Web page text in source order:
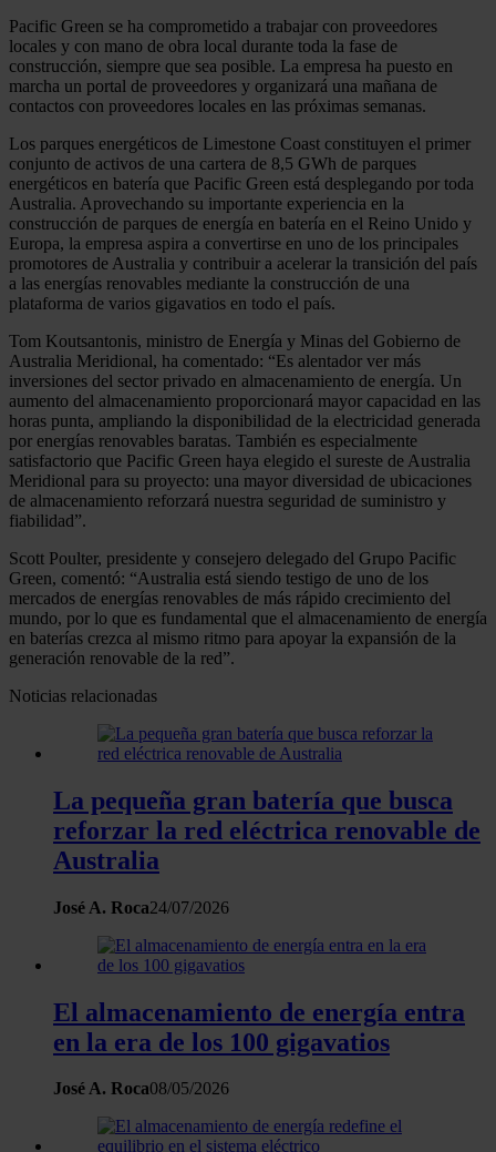
Pacific Green se ha comprometido a trabajar con proveedores
locales y con mano de obra local durante toda la fase de
construcción, siempre que sea posible. La empresa ha puesto en
marcha un portal de proveedores y organizará una mañana de
contactos con proveedores locales en las próximas semanas.
Los parques energéticos de Limestone Coast constituyen el primer
conjunto de activos de una cartera de 8,5 GWh de parques
energéticos en batería que Pacific Green está desplegando por toda
Australia. Aprovechando su importante experiencia en la
construcción de parques de energía en batería en el Reino Unido y
Europa, la empresa aspira a convertirse en uno de los principales
promotores de Australia y contribuir a acelerar la transición del país
a las energías renovables mediante la construcción de una
plataforma de varios gigavatios en todo el país.
Tom Koutsantonis, ministro de Energía y Minas del Gobierno de
Australia Meridional, ha comentado: “Es alentador ver más
inversiones del sector privado en almacenamiento de energía. Un
aumento del almacenamiento proporcionará mayor capacidad en las
horas punta, ampliando la disponibilidad de la electricidad generada
por energías renovables baratas. También es especialmente
satisfactorio que Pacific Green haya elegido el sureste de Australia
Meridional para su proyecto: una mayor diversidad de ubicaciones
de almacenamiento reforzará nuestra seguridad de suministro y
fiabilidad”.
Scott Poulter, presidente y consejero delegado del Grupo Pacific
Green, comentó: “Australia está siendo testigo de uno de los
mercados de energías renovables de más rápido crecimiento del
mundo, por lo que es fundamental que el almacenamiento de energía
en baterías crezca al mismo ritmo para apoyar la expansión de la
generación renovable de la red”.
Noticias relacionadas
La pequeña gran batería que busca
reforzar la red eléctrica renovable de
Australia
José A. Roca24/07/2026
El almacenamiento de energía entra
en la era de los 100 gigavatios
José A. Roca08/05/2026